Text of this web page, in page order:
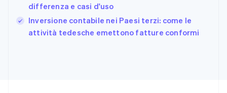
differenza e casi d'uso
Inversione contabile nei Paesi terzi: come le
attività tedesche emettono fatture conformi
English
India
Irlanda